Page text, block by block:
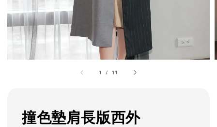
1 / 11
撞色墊肩長版西外